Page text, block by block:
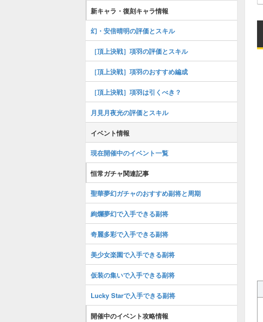
新キャラ・復刻キャラ情報
幻・安倍晴明の評価とスキル
［頂上決戦］項羽の評価とスキル
［頂上決戦］項羽のおすすめ編成
［頂上決戦］項羽は引くべき？
月見月夜光の評価とスキル
イベント情報
現在開催中のイベント一覧
恒常ガチャ関連記事
聖華夢幻ガチャのおすすめ副将と周期
絢爛夢幻で入手できる副将
奇麗多彩で入手できる副将
美少女楽園で入手できる副将
仮装の集いで入手できる副将
Lucky Starで入手できる副将
開催中のイベント攻略情報